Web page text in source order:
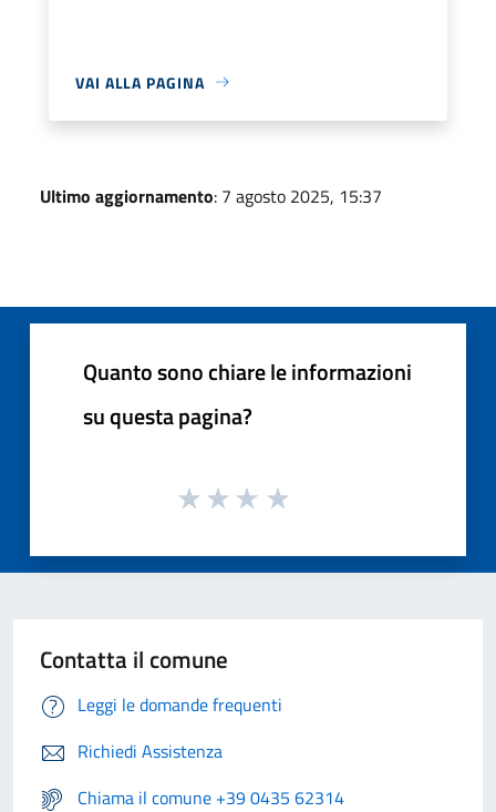
VAI ALLA PAGINA
Ultimo aggiornamento: 7 agosto 2025, 15:37
Quanto sono chiare le informazioni
su questa pagina?
Contatta il comune
Leggi le domande frequenti
Richiedi Assistenza
Chiama il comune +39 0435 62314